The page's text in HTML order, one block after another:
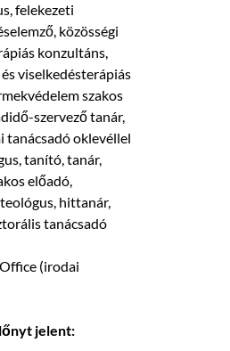
felekezeti
közösségi
konzultáns,
viselkedésterápiás
szakos
szervező tanár,
tanácsadó oklevéllel
tanító, tanár,
előadó,
hittanár,
tanácsadó
(irodai
jelent: